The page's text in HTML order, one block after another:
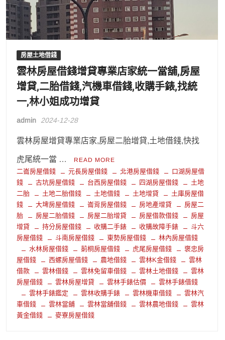
房屋土地借錢
雲林房屋借錢增貸專業店家統一當舖,房屋
增貸,二胎借錢,汽機車借錢,收購手錶,找統
一,林小姐成功增貸
admin 2024-12-28
雲林房屋增貸專業店家,房屋二胎增貸,土地借錢,快找
虎尾統一當 … READ MORE
二崙房屋借錢 元長房屋借錢 北港房屋借錢
口湖房屋借
錢
古坑房屋借錢 台西房屋借錢 四湖房屋借錢
土地
二胎
土地二胎借錢 土地借錢 土地增貸
土庫房屋借
錢
大埤房屋借錢 崙背房屋借錢 房地產增貸
房屋二
胎
房屋二胎借錢 房屋二胎增貸 房屋借款借錢
房屋
增貸
持分房屋借錢 收購二手錶 收購故障手錶
斗六
房屋借錢
斗南房屋借錢 東勢房屋借錢
林內房屋借錢
水林房屋借錢
莿桐房屋借錢 虎尾房屋借錢
褒忠房
屋借錢
西螺房屋借錢 農地借錢 雲林K金借錢
雲林
借款
雲林借錢 雲林免留車借錢 雲林土地借錢
雲林
房屋借錢
雲林房屋增貸 雲林手錶估價
雲林手錶借錢
雲林手錶鑑定
雲林收購手錶 雲林機車借錢
雲林汽
車借錢
雲林當舖 雲林當舖借錢 雲林農地借錢
雲林
黃金借錢
麥寮房屋借錢